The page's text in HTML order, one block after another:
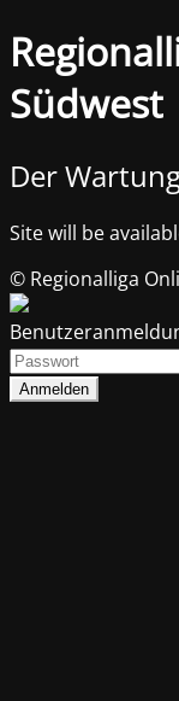
Südwest
Der
Site will be
© Regionalliga